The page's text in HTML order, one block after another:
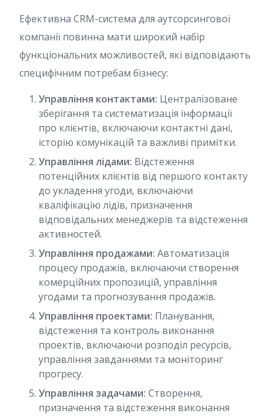
Ефективна CRM-система для аутсорсингової
компанії повинна мати широкий набір
функціональних можливостей, які відповідають
специфічним потребам бізнесу:
Управління контактами: Централізоване
зберігання та систематизація інформації
про клієнтів, включаючи контактні дані,
історію комунікацій та важливі примітки.
Управління лідами: Відстеження
потенційних клієнтів від першого контакту
до укладення угоди, включаючи
кваліфікацію лідів, призначення
відповідальних менеджерів та відстеження
активностей.
Управління продажами: Автоматизація
процесу продажів, включаючи створення
комерційних пропозицій, управління
угодами та прогнозування продажів.
Управління проектами: Планування,
відстеження та контроль виконання
проектів, включаючи розподіл ресурсів,
управління завданнями та моніторинг
прогресу.
Управління задачами: Створення,
призначення та відстеження виконання